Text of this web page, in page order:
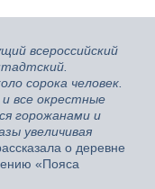
всероссийский
сорока человек.
все окрестные
горожанами и
увеличивая
о деревне
«Пояса